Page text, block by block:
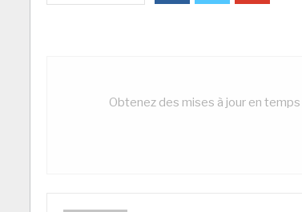
Obtenez des mises à jour en